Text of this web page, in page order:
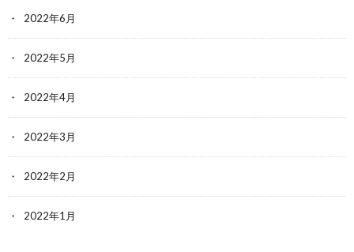
2022年6月
2022年5月
2022年4月
2022年3月
2022年2月
2022年1月